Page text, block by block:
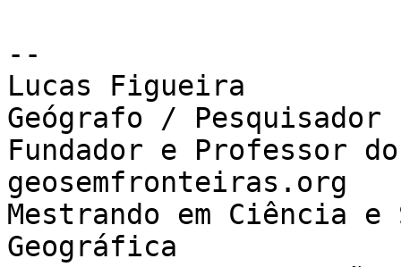
--
Lucas Figueira
Geógrafo / Pesquisador
Fundador e Professor
geosemfronteiras.org
Mestrando em Ciência
Geográfica